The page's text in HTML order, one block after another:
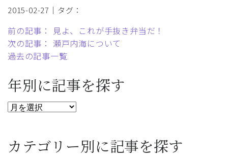
2015-02-27｜タグ：
前の記事： 見よ、これが手抜き弁当だ！
次の記事： 瀬戸内海について
過去の記事一覧
年別に記事を探す
カテゴリー別に記事を探す